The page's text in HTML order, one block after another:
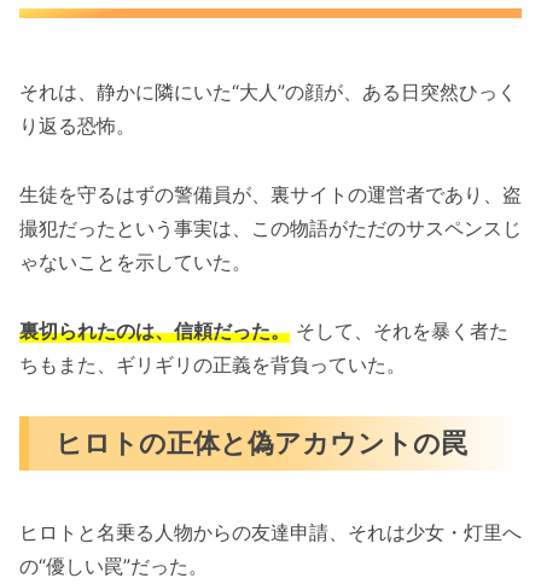
それは、静かに隣にいた“大人”の顔が、ある日突然ひっく
り返る恐怖。
生徒を守るはずの警備員が、裏サイトの運営者であり、盗
撮犯だったという事実は、この物語がただのサスペンスじ
ゃないことを示していた。
裏切られたのは、信頼だった。 そして、それを暴く者た
ちもまた、ギリギリの正義を背負っていた。
ヒロトの正体と偽アカウントの罠
ヒロトと名乗る人物からの友達申請、それは少女・灯里へ
の“優しい罠”だった。